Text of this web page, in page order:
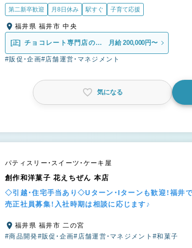
第二新卒歓迎 月8日休み 駅すぐ 子育て応援
福井県 福井市 中央
[正]
チョコレート専門店の販
売スタッフ
月給 200,000円〜
#販促・企画#店舗運営・マネジメント
気になる
パティスリー・スイーツ・ケーキ屋
創作和洋菓子 花えちぜん 本店
◇引越・住宅手当あり◇Uターン・Iターンも歓迎！福井
売正社員募集！入社時期は相談に応じます♪
福井県 福井市 二の宮
#商品開発#販促・企画#店舗運営・マネジメント #和菓子